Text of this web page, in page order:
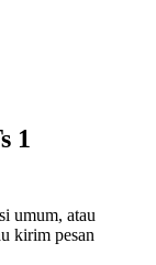
1
umum, atau
kirim pesan